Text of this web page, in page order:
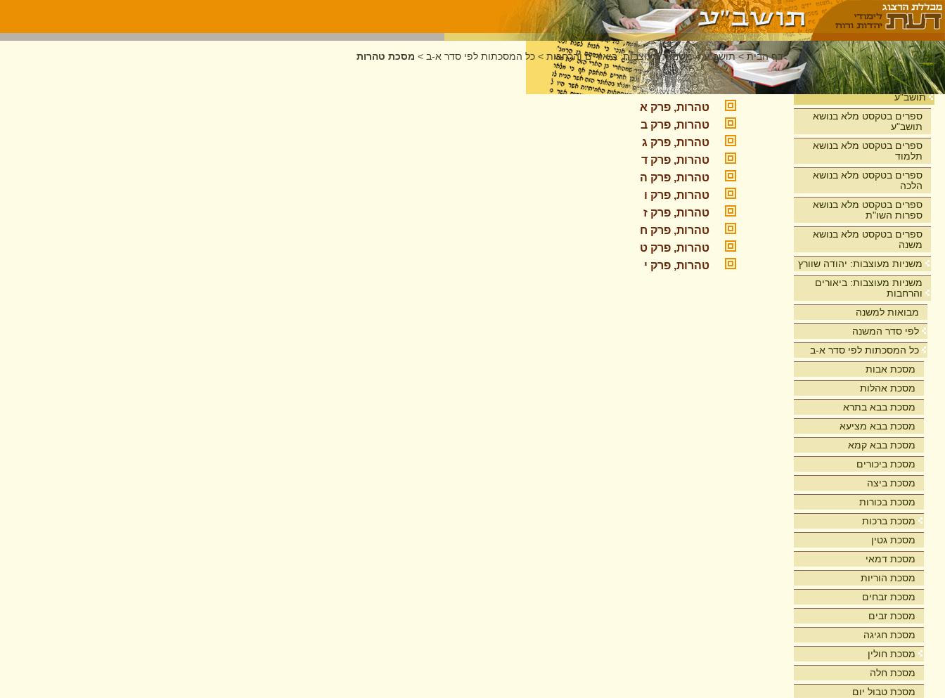
בית
תושב"ע
ספרים בטקסט מלא בנושא
תושב"ע
ספרים בטקסט מלא בנושא
תלמוד
ספרים בטקסט מלא בנושא
הלכה
ספרים בטקסט מלא בנושא
ספרות השו"ת
ספרים בטקסט מלא בנושא
משנה
משניות מעוצבות: יהודה שוורץ
משניות מעוצבות: ביאורים
והרחבות
מבואות למשנה
לפי סדר המשנה
כל המסכתות לפי סדר א-ב
מסכת אבות
מסכת אהלות
מסכת בבא בתרא
מסכת בבא מציעא
מסכת בבא קמא
מסכת ביכורים
מסכת ביצה
מסכת בכורות
מסכת ברכות
מסכת גטין
מסכת דמאי
מסכת הוריות
מסכת זבחים
מסכת זבים
מסכת חגיגה
מסכת חולין
מסכת חלה
מסכת טבול יום
דף הבית >תושב"ע >משניות מעוצבות: ביאורים והרחבות > כל המסכתות לפי סדר א-ב > מסכת טהרות
מסכת טהרות
טהרות, פרק א
טהרות, פרק ב
טהרות, פרק ג
טהרות, פרק ד
טהרות, פרק ה
טהרות, פרק ו
טהרות, פרק ז
טהרות, פרק ח
טהרות, פרק ט
טהרות, פרק י